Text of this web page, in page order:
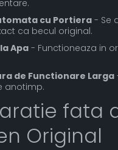
cu Portiera- Se
ca becul original.
Apa- Functioneaza in
de Functionare Larga
anotimp.
fata
Original